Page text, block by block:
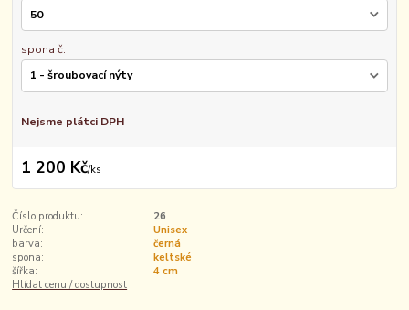
spona č.
Nejsme plátci DPH
1 200 Kč/ks
Číslo produktu:
26
Určení:
Unisex
barva:
černá
spona:
keltské
šířka:
4 cm
Hlídat cenu / dostupnost